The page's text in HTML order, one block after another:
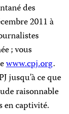
des
2011 à
; vous
www.cpj.org.
jusqu’à ce que
raisonnable
en captivité.